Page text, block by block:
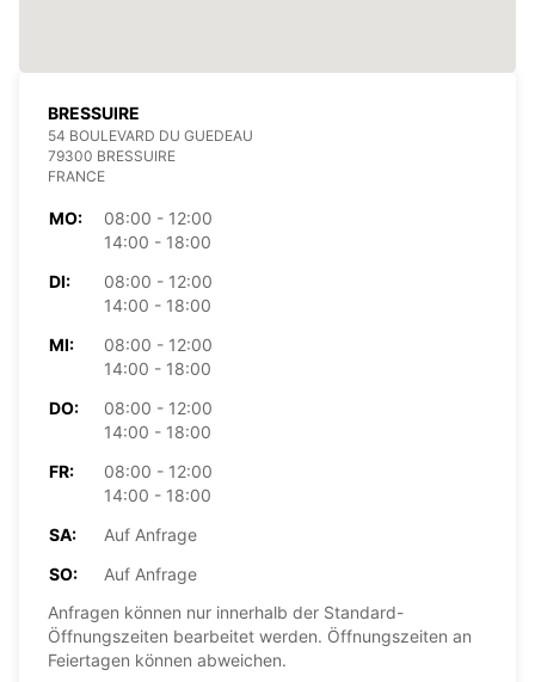
BRESSUIRE
54 BOULEVARD DU GUEDEAU
79300 BRESSUIRE
FRANCE
MO:
08:00 - 12:00
14:00 - 18:00
DI:
08:00 - 12:00
14:00 - 18:00
MI:
08:00 - 12:00
14:00 - 18:00
DO:
08:00 - 12:00
14:00 - 18:00
FR:
08:00 - 12:00
14:00 - 18:00
SA:
Auf Anfrage
SO:
Auf Anfrage
Anfragen können nur innerhalb der Standard-
Öffnungszeiten bearbeitet werden. Öffnungszeiten an
Feiertagen können abweichen.